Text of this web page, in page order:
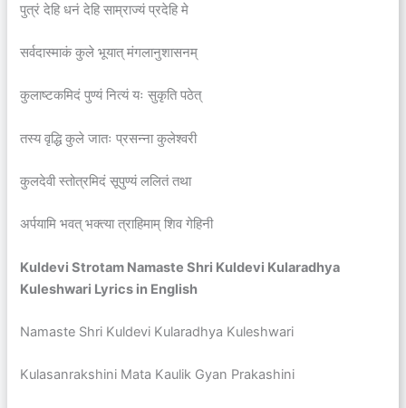
पुत्रं देहि धनं देहि साम्राज्यं प्रदेहि मे
सर्वदास्माकं कुले भूयात् मंगलानुशासनम्
कुलाष्टकमिदं पुण्यं नित्यं यः सुकृति पठेत्
तस्य वृद्धि कुले जातः प्रसन्ना कुलेश्वरी
कुलदेवी स्तोत्रमिदं सूपुण्यं ललितं तथा
अर्पयामि भवत् भक्त्या त्राहिमाम् शिव गेहिनी
Kuldevi Strotam Namaste Shri Kuldevi Kularadhya
Kuleshwari Lyrics in English
Namaste Shri Kuldevi Kularadhya Kuleshwari
Kulasanrakshini Mata Kaulik Gyan Prakashini